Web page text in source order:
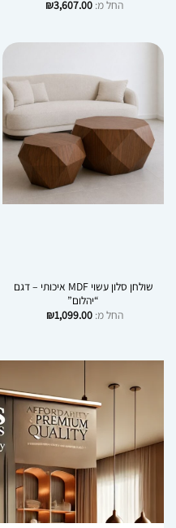
החל מ:
₪3,607.00
שולחן סלון עשוי MDF איכותי – דגם
“יהלום”
החל מ:
₪1,099.00